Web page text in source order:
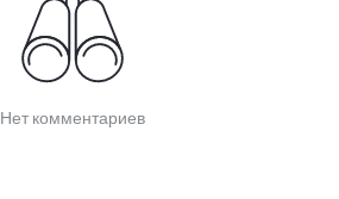
Нет комментариев